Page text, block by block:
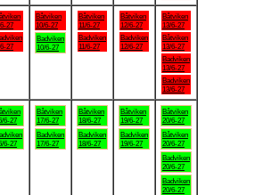
27
27
Båtviken
10/6-27
Badviken
10/6-27
Båtviken
11/6-27
Badviken
11/6-27
Båtviken
12/6-27
Badviken
12/6-27
Båtviken
13/6-27
Båtviken
13/6-27
Badviken
13/6-27
Badviken
13/6-27
6-27
6-27
Båtviken
17/6-27
Badviken
17/6-27
Båtviken
18/6-27
Badviken
18/6-27
Båtviken
19/6-27
Badviken
19/6-27
Båtviken
20/6-27
Båtviken
20/6-27
Badviken
20/6-27
Badviken
20/6-27